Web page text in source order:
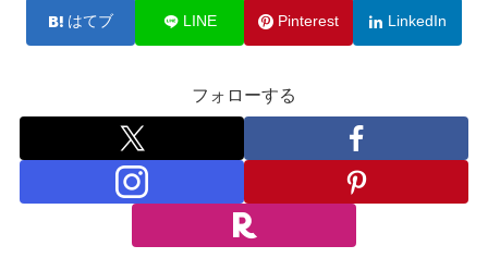
はてブ LINE Pinterest LinkedIn
フォローする